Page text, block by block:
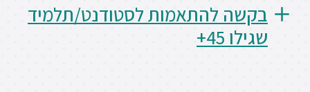
משרתי
בקשה להתאמות לסטודנט/תלמיד
שגילו 45+